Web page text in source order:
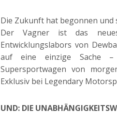
Die Zukunft hat begonnen und
Der Vagner ist das
Entwicklungslabors von
auf eine einzige Sache –
Supersportwagen von
Exklusiv bei Legendary
UND: DIE